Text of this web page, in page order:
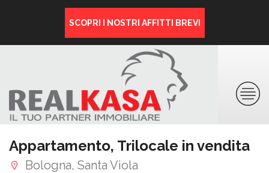
SCOPRI I NOSTRI AFFITTI BREVI
Appartamento, Trilocale in vendita
Bologna, Santa Viola